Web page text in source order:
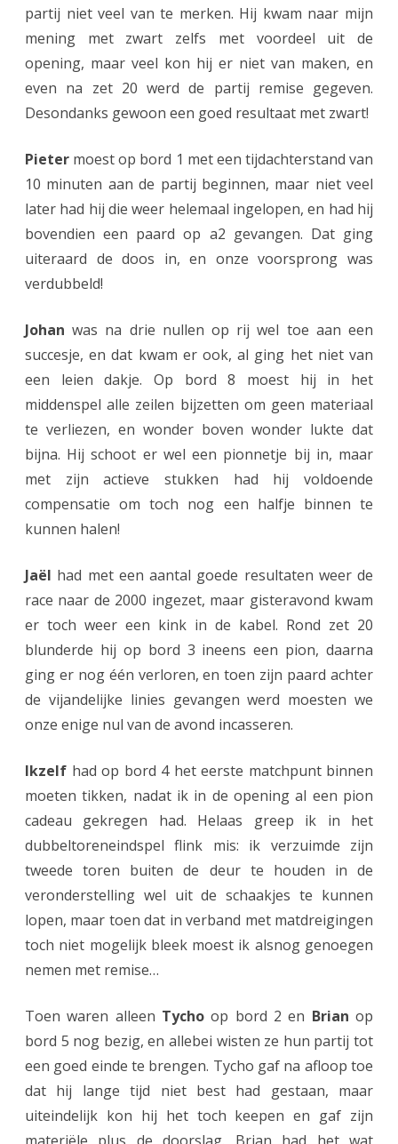
e
s
l
e
i
n
h
t
t
l
l
n
c
o
p
t
i
e
partij niet veel van te merken. Hij kwam naar mijn
mening met zwart zelfs met voordeel uit de
opening, maar veel kon hij er niet van maken, en
even na zet 20 werd de partij remise gegeven.
Desondanks gewoon een goed resultaat met zwart!
Pieter moest op bord 1 met een tijdachterstand van
10 minuten aan de partij beginnen, maar niet veel
later had hij die weer helemaal ingelopen, en had hij
bovendien een paard op a2 gevangen. Dat ging
uiteraard de doos in, en onze voorsprong was
verdubbeld!
Johan was na drie nullen op rij wel toe aan een
succesje, en dat kwam er ook, al ging het niet van
een leien dakje. Op bord 8 moest hij in het
middenspel alle zeilen bijzetten om geen materiaal
te verliezen, en wonder boven wonder lukte dat
bijna. Hij schoot er wel een pionnetje bij in, maar
met zijn actieve stukken had hij voldoende
compensatie om toch nog een halfje binnen te
kunnen halen!
Jaël had met een aantal goede resultaten weer de
race naar de 2000 ingezet, maar gisteravond kwam
er toch weer een kink in de kabel. Rond zet 20
blunderde hij op bord 3 ineens een pion, daarna
ging er nog één verloren, en toen zijn paard achter
de vijandelijke linies gevangen werd moesten we
onze enige nul van de avond incasseren.
Ikzelf had op bord 4 het eerste matchpunt binnen
moeten tikken, nadat ik in de opening al een pion
cadeau gekregen had. Helaas greep ik in het
dubbeltoreneindspel flink mis: ik verzuimde zijn
tweede toren buiten de deur te houden in de
veronderstelling wel uit de schaakjes te kunnen
lopen, maar toen dat in verband met matdreigingen
toch niet mogelijk bleek moest ik alsnog genoegen
nemen met remise…
Toen waren alleen Tycho op bord 2 en Brian op
bord 5 nog bezig, en allebei wisten ze hun partij tot
een goed einde te brengen. Tycho gaf na afloop toe
dat hij lange tijd niet best had gestaan, maar
uiteindelijk kon hij het toch keepen en gaf zijn